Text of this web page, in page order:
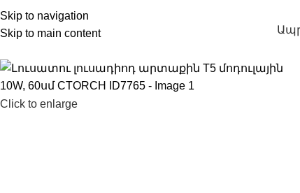
Skip to navigation
Skip to main content
Click to enlarge